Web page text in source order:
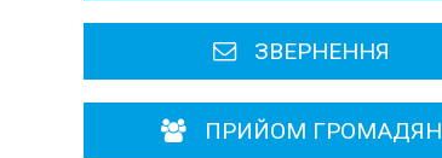
Районні, міські ради
ЗВЕРНЕННЯ
ПРИЙОМ ГРОМАДЯН